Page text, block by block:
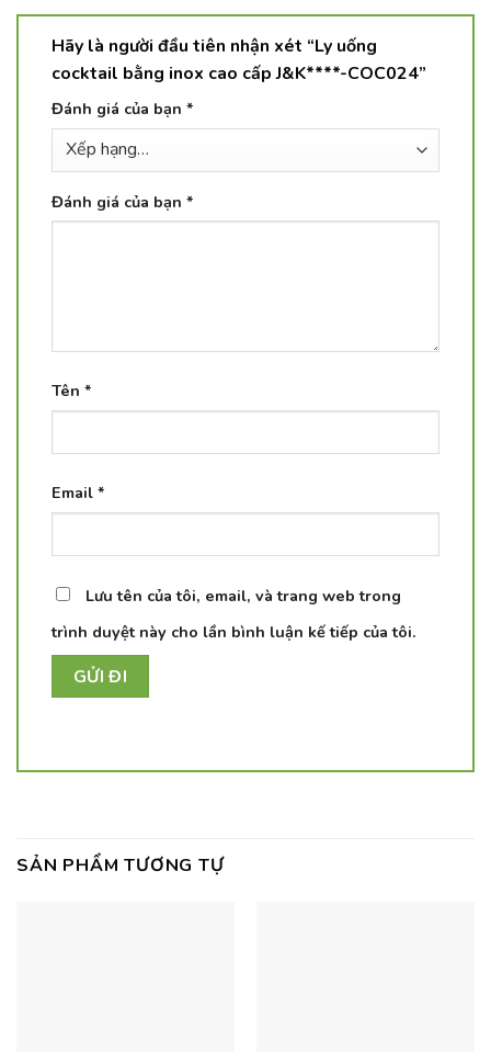
Hãy là người đầu tiên nhận xét “Ly uống
cocktail bằng inox cao cấp J&K****-COC024”
Đánh giá của bạn *
Đánh giá của bạn *
Tên *
Email *
Lưu tên của tôi, email, và trang web trong
trình duyệt này cho lần bình luận kế tiếp của tôi.
SẢN PHẨM TƯƠNG TỰ